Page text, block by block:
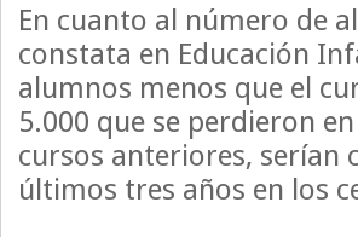
En cuanto al número de
constata en Educación
alumnos menos que el
5.000 que se perdieron
cursos anteriores, serían
últimos tres años en los